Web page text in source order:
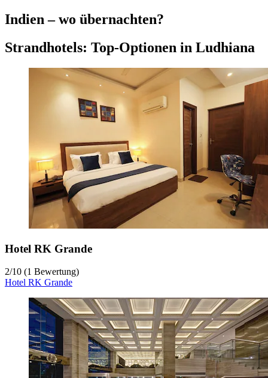
Indien – wo übernachten?
Strandhotels: Top-Optionen in Ludhiana
Hotel RK Grande
2/10 (1 Bewertung)
Hotel RK Grande